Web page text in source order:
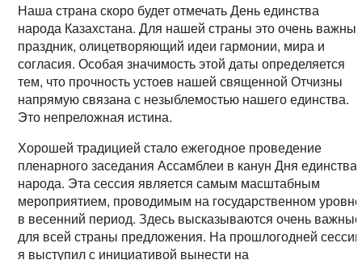
Наша страна скоро будет отмечать День единства
народа Казахстана. Для нашей страны это очень
праздник, олицетворяющий идеи гармонии, мира и
согласия. Особая значимость этой даты определяется
тем, что прочность устоев нашей священной Отчизны
напрямую связана с незыблемостью нашего единства.
Это непреложная истина.
Хорошей традицией стало ежегодное проведение
пленарного заседания Ассамблеи в канун Дня единства
народа. Эта сессия является самым масштабным
мероприятием, проводимым на государственном уровне
в весенний период. Здесь высказываются очень важные
для всей страны предложения. На прошлогодней сессии
я выступил с инициативой вынести на